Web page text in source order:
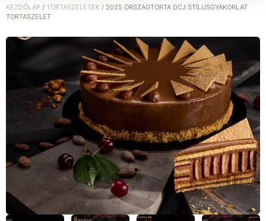
KEZDŐLAP / TORTASZELETEK / 2025 ORSZÁGTORTA DCJ STÍLUSGYAKORLAT
TORTASZELET